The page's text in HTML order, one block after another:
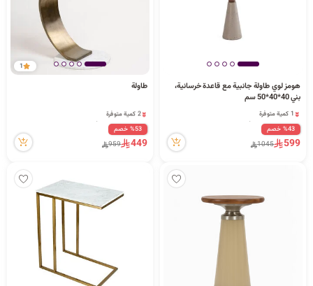
هومز لوي طاولة جانبية مع قاعدة خرسانية،
بني 40*40*50 سم
1 كمية متوفرة
87 مشاهدة مؤخراً
1 كمية متوفرة
87 مشاهدة مؤخراً
%43 خصم
599
1045
1
طاولة
2 كمية متوفرة
31 مشاهدة مؤخراً
2 كمية متوفرة
31 مشاهدة مؤخراً
%53 خصم
449
959